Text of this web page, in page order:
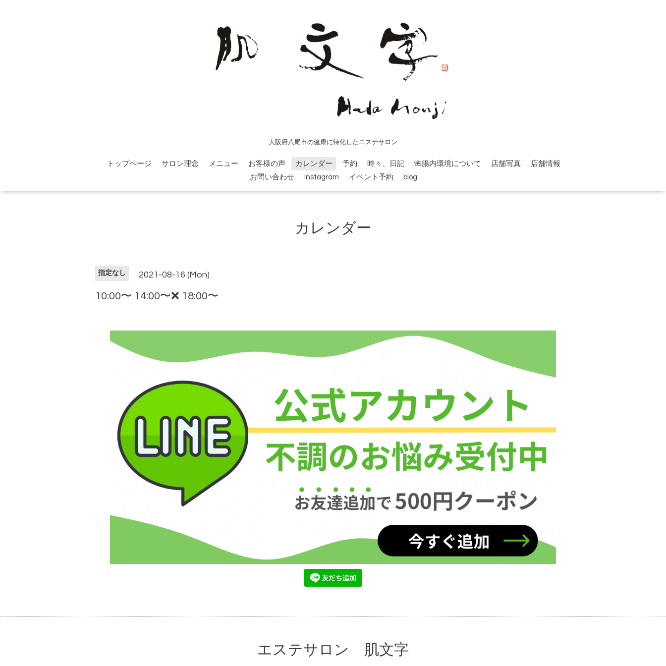
大阪府八尾市の健康に特化したエステサロン
トップページ サロン理念 メニュー お客様の声 カレンダー 予約 時々、日記 🌺腸内環境について 店舗写真
店舗情報
お問い合わせ
Instagram イベント予約 blog
カレンダー
指定なし 2021-08-16 (Mon)
10:00〜 14:00〜❌ 18:00〜
エステサロン 肌文字